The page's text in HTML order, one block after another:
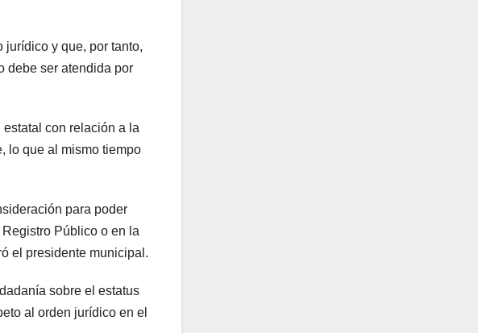
y que, por tanto,
debe ser atendida por
con relación a la
lo que al mismo tiempo
para poder
Público o en la
el presidente municipal.
sobre el estatus
al orden jurídico en el